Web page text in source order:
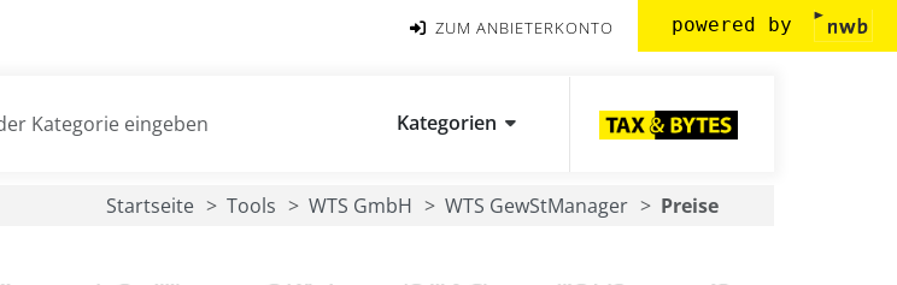
ZUM ANBIETERKONTO powered by
Kategorien
Startseite Tools WTS GmbH WTS GewStManager Preise